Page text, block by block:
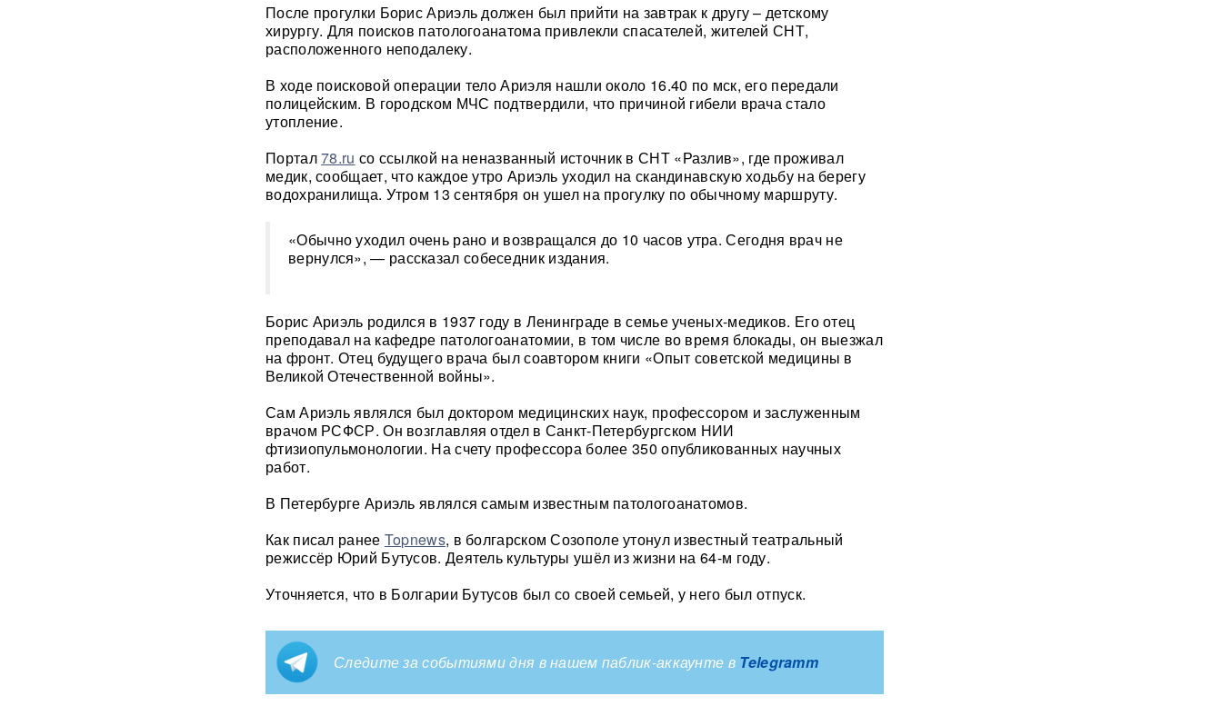
После прогулки Борис Ариэль должен был прийти на завтрак к другу – детскому
хирургу. Для поисков патологоанатома привлекли спасателей, жителей СНТ,
расположенного неподалеку.
В ходе поисковой операции тело Ариэля нашли около 16.40 по мск, его передали
полицейским. В городском МЧС подтвердили, что причиной гибели врача стало
утопление.
Портал78.ru со ссылкой на неназванный источник в СНТ «Разлив», где проживал
медик, сообщает, что каждое утро Ариэль уходил на скандинавскую ходьбу на берегу
водохранилища. Утром 13 сентября он ушел на прогулку по обычному маршруту.
«Обычно уходил очень рано и возвращался до 10 часов утра. Сегодня врач не
вернулся», — рассказал собеседник издания.
Борис Ариэль родился в 1937 году в Ленинграде в семье ученых-медиков. Его отец
преподавал на кафедре патологоанатомии, в том числе во время блокады, он выезжал
на фронт. Отец будущего врача был соавтором книги «Опыт советской медицины в
Великой Отечественной войны».
Сам Ариэль являлся был доктором медицинских наук, профессором и заслуженным
врачом РСФСР. Он возглавляя отдел в Санкт-Петербургском НИИ
фтизиопульмонологии. На счету профессора более 350 опубликованных научных
работ.
В Петербурге Ариэль являлся самым известным патологоанатомов.
Как писал ранее Topnews, в болгарском Созополе утонул известный театральный
режиссёр Юрий Бутусов. Деятель культуры ушёл из жизни на 64-м году.
Уточняется, что в Болгарии Бутусов был со своей семьей, у него был отпуск.
Следите за событиями дня в нашем паблик-аккаунте в Telegramm